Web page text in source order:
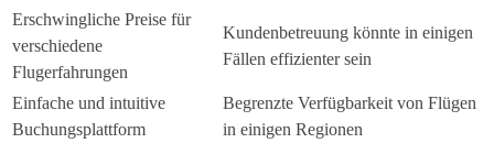
Erschwingliche Preise für
verschiedene
Flugerfahrungen
Kundenbetreuung könnte in einigen
Fällen effizienter sein
Einfache und intuitive
Buchungsplattform
Begrenzte Verfügbarkeit von Flügen
in einigen Regionen